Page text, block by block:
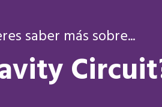
saber más sobre...